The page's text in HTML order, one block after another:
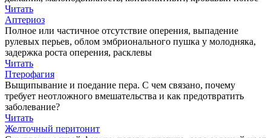
Читать
Аптериоз
Полное или частичное отсутствие оперения, выпадение
рулевых перьев, облом эмбрионального пушка у молодняка,
задержка роста оперения, расклевы
Читать
Птерофагия
Выщипывание и поедание пера. С чем связано, почему
требует неотложного вмешательства и как предотвратить
заболевание?
Читать
Желточный перитонит